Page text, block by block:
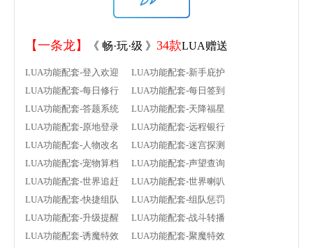
【一条龙】 《 畅·玩·级 》 34款LUA赠送
LUA功能配套-登入欢迎 LUA功能配套-新手庇护
LUA功能配套-每日修行 LUA功能配套-每日签到
LUA功能配套-答题系统 LUA功能配套-天降福星
LUA功能配套-原地登录 LUA功能配套-远程银行
LUA功能配套-人物改名 LUA功能配套-迷宫探测
LUA功能配套-宠物算档 LUA功能配套-声望查询
LUA功能配套-世界追赶 LUA功能配套-世界喇叭
LUA功能配套-快捷组队 LUA功能配套-组队惩罚
LUA功能配套-升级提醒 LUA功能配套-战斗转播
LUA功能配套-诱魔特效 LUA功能配套-聚魔特效